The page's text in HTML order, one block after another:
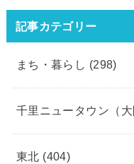
記事カテゴリー
まち・暮らし (298)
千里ニュータウン（大
東北 (404)